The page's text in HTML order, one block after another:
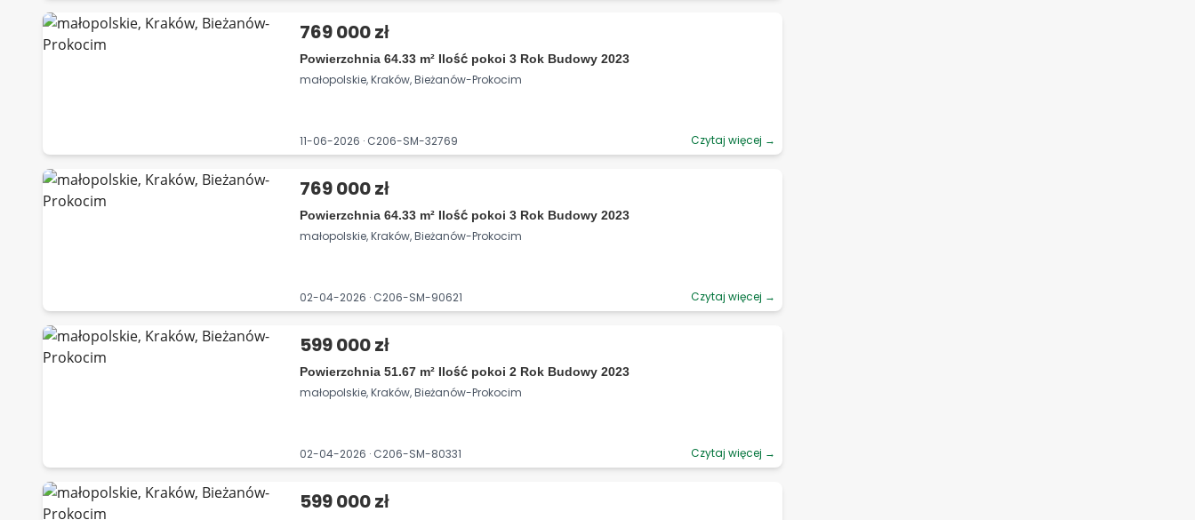
769 000 zł
Powierzchnia 64.33 m² Ilość pokoi 3 Rok Budowy 2023
małopolskie, Kraków, Bieżanów-Prokocim
11-06-2026 · C206-SM-32769 Czytaj więcej →
769 000 zł
Powierzchnia 64.33 m² Ilość pokoi 3 Rok Budowy 2023
małopolskie, Kraków, Bieżanów-Prokocim
02-04-2026 · C206-SM-90621 Czytaj więcej →
599 000 zł
Powierzchnia 51.67 m² Ilość pokoi 2 Rok Budowy 2023
małopolskie, Kraków, Bieżanów-Prokocim
02-04-2026 · C206-SM-80331 Czytaj więcej →
599 000 zł